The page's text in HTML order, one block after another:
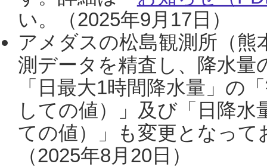
い。（2025年9月17日）
アメダスの松島観測所（熊
測データを精査し、降水
「日最大1時間降水量」の
しての値）」及び「日降
ての値）」も変更となっ
（2025年8月20日）